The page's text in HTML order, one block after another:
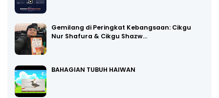
Gemilang di Peringkat Kebangsaan: Cikgu
Nur Shafura & Cikgu Shazw…
BAHAGIAN TUBUH HAIWAN